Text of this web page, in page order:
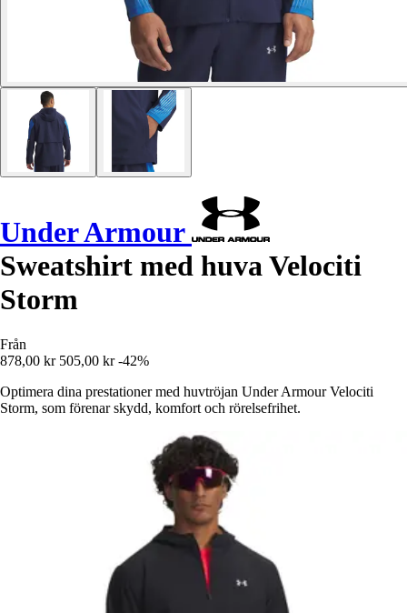
Under Armour
Sweatshirt med huva Velociti
Storm
Från
878,00 kr 505,00 kr -42%
Optimera dina prestationer med huvtröjan Under Armour Velociti
Storm, som förenar skydd, komfort och rörelsefrihet.